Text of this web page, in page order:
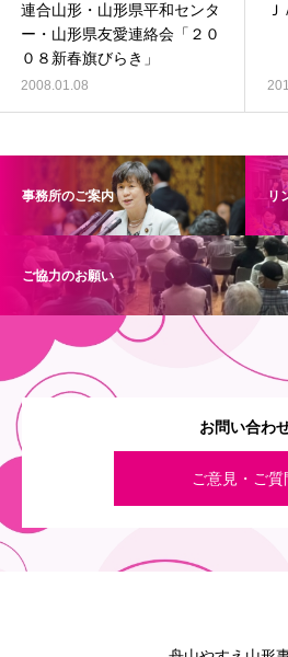
連合山形・山形県平和センタ
ー・山形県友愛連絡会「２０
０８新春旗びらき」
2008.01.08
事務所のご案内 リ
ご協力のお願い
お問い合わ
ご意見・ご質